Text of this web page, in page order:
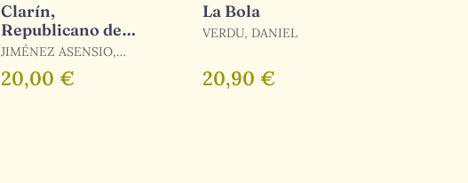
Clarín,
Republicano de
las Letras
JIMÉNEZ ASENSIO,
RAFAEL
20,00 €
La Bola
VERDU, DANIEL
20,90 €